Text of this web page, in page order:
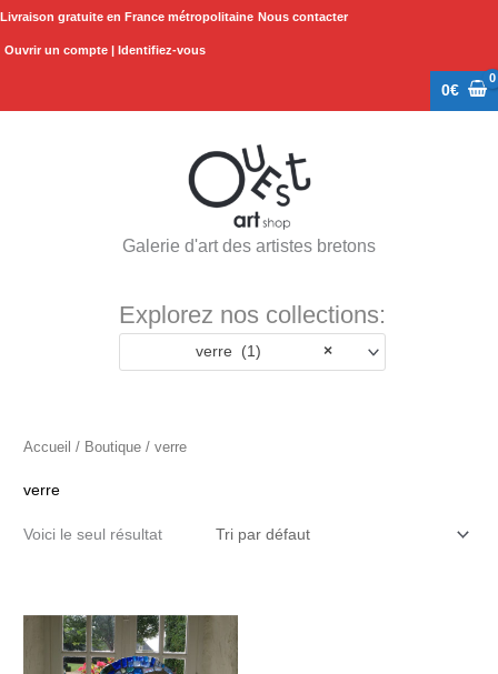
Aller
Livraison gratuite en France métropolitaine Nous contacter
Ouvrir un compte | Identifiez-vous
0€
Galerie d'art des artistes bretons
Explorez nos collections:
×
verre (1)
Accueil / Boutique / verre
verre
Voici le seul résultat